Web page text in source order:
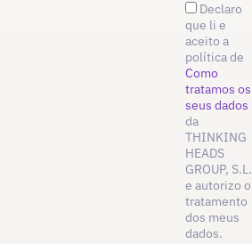
Declaro
que li e
aceito a
política de
Como
tratamos os
seus dados
da
THINKING
HEADS
GROUP, S.L.
e autorizo o
tratamento
dos meus
dados.